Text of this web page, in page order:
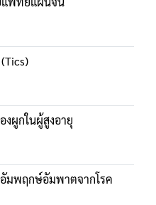
ผูกในผู้สูงอายุ
มพฤกษ์อัมพาตจากโรค